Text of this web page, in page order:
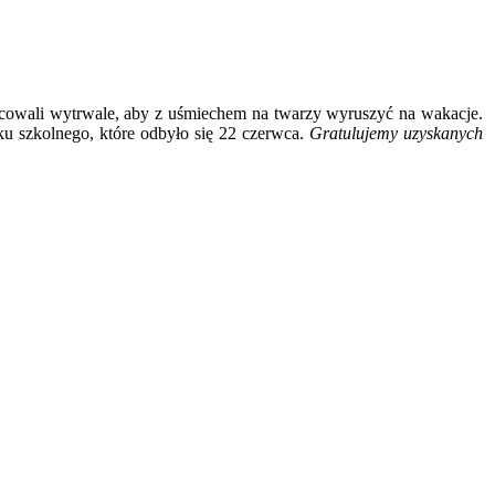
wytrwale, aby z uśmiechem na twarzy wyruszyć na wakacje.
szkolnego, które odbyło się 22 czerwca. Gratulujemy uzyskanych